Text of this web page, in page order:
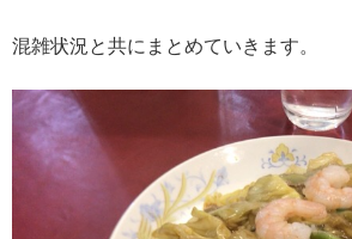
混雑状況と共にまとめていきます。